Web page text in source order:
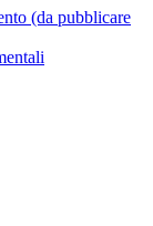
(da pubblicare